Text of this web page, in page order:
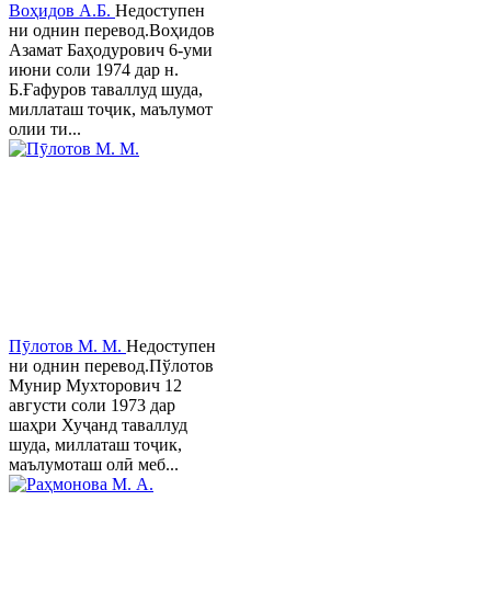
Воҳидов А.Б. Недоступен
ни однин перевод.Воҳидов
Азамат Баҳодурович 6-уми
июни соли 1974 дар н.
Б.Ғафуров таваллуд шуда,
миллаташ тоҷик, маълумот
олии ти...
Пӯлотов М. М. Недоступен
ни однин перевод.Пўлотов
Мунир Мухторович 12
августи соли 1973 дар
шаҳри Хуҷанд таваллуд
шуда, миллаташ тоҷик,
маълумоташ олӣ меб...